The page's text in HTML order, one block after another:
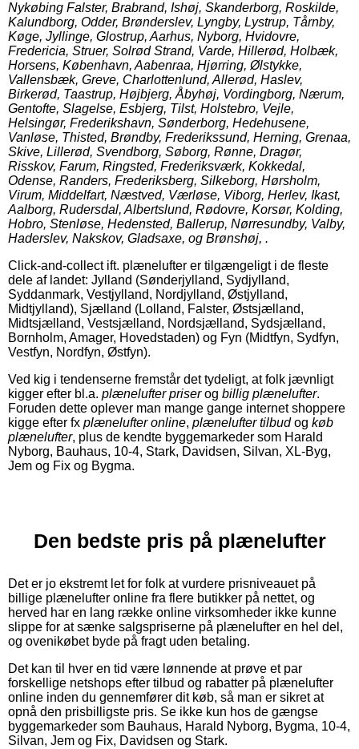
Nykøbing Falster, Brabrand, Ishøj, Skanderborg, Roskilde,
Kalundborg, Odder, Brønderslev, Lyngby, Lystrup, Tårnby,
Køge, Jyllinge, Glostrup, Aarhus, Nyborg, Hvidovre,
Fredericia, Struer, Solrød Strand, Varde, Hillerød, Holbæk,
Horsens, København, Aabenraa, Hjørring, Ølstykke,
Vallensbæk, Greve, Charlottenlund, Allerød, Haslev,
Birkerød, Taastrup, Højbjerg, Åbyhøj, Vordingborg, Nærum,
Gentofte, Slagelse, Esbjerg, Tilst, Holstebro, Vejle,
Helsingør, Frederikshavn, Sønderborg, Hedehusene,
Vanløse, Thisted, Brøndby, Frederikssund, Herning, Grenaa,
Skive, Lillerød, Svendborg, Søborg, Rønne, Dragør,
Risskov, Farum, Ringsted, Frederiksværk, Kokkedal,
Odense, Randers, Frederiksberg, Silkeborg, Hørsholm,
Virum, Middelfart, Næstved, Værløse, Viborg, Herlev, Ikast,
Aalborg, Rudersdal, Albertslund, Rødovre, Korsør, Kolding,
Hobro, Stenløse, Hedensted, Ballerup, Nørresundby, Valby,
Haderslev, Nakskov, Gladsaxe, og Brønshøj, .
Click-and-collect ift. plænelufter er tilgængeligt i de fleste
dele af landet: Jylland (Sønderjylland, Sydjylland,
Syddanmark, Vestjylland, Nordjylland, Østjylland,
Midtjylland), Sjælland (Lolland, Falster, Østsjælland,
Midtsjælland, Vestsjælland, Nordsjælland, Sydsjælland,
Bornholm, Amager, Hovedstaden) og Fyn (Midtfyn, Sydfyn,
Vestfyn, Nordfyn, Østfyn).
Ved kig i tendenserne fremstår det tydeligt, at folk jævnligt
kigger efter bl.a. plænelufter priserog billig plænelufter.
Foruden dette oplever man mange gange internet shoppere
kigge efter fx plænelufter online, plænelufter tilbudog køb
plænelufter, plus de kendte byggemarkeder som Harald
Nyborg, Bauhaus, 10-4, Stark, Davidsen, Silvan, XL-Byg,
Jem og Fix og Bygma.
Den bedste pris på plænelufter
Det er jo ekstremt let for folk at vurdere prisniveauet på
billige plænelufter online fra flere butikker på nettet, og
herved har en lang række online virksomheder ikke kunne
slippe for at sænke salgspriserne på plænelufter en hel del,
og ovenikøbet byde på fragt uden betaling.
Det kan til hver en tid være lønnende at prøve et par
forskellige netshops efter tilbud og rabatter på plænelufter
online inden du gennemfører dit køb, så man er sikret at
opnå den prisbilligste pris. Se ikke kun hos de gængse
byggemarkeder som Bauhaus, Harald Nyborg, Bygma, 10-4,
Silvan, Jem og Fix, Davidsen og Stark.